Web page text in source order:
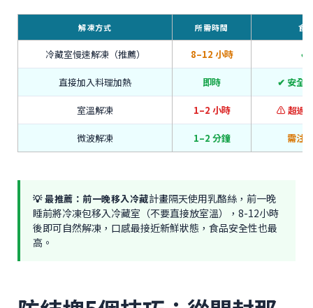
解凍方式 所需時間 食
冷藏室慢速解凍（推薦） 8–12 小時 ✔
直接加入料理加熱 即時 ✔ 安全
室溫解凍 1–2 小時 ⚠️ 超過
微波解凍 1–2 分鐘 需注
💡 最推薦：前一晚移入冷藏計畫隔天使用乳酪絲，前一晚
睡前將冷凍包移入冷藏室（不要直接放室溫），8-12小時
後即可自然解凍，口感最接近新鮮狀態，食品安全性也最
高。